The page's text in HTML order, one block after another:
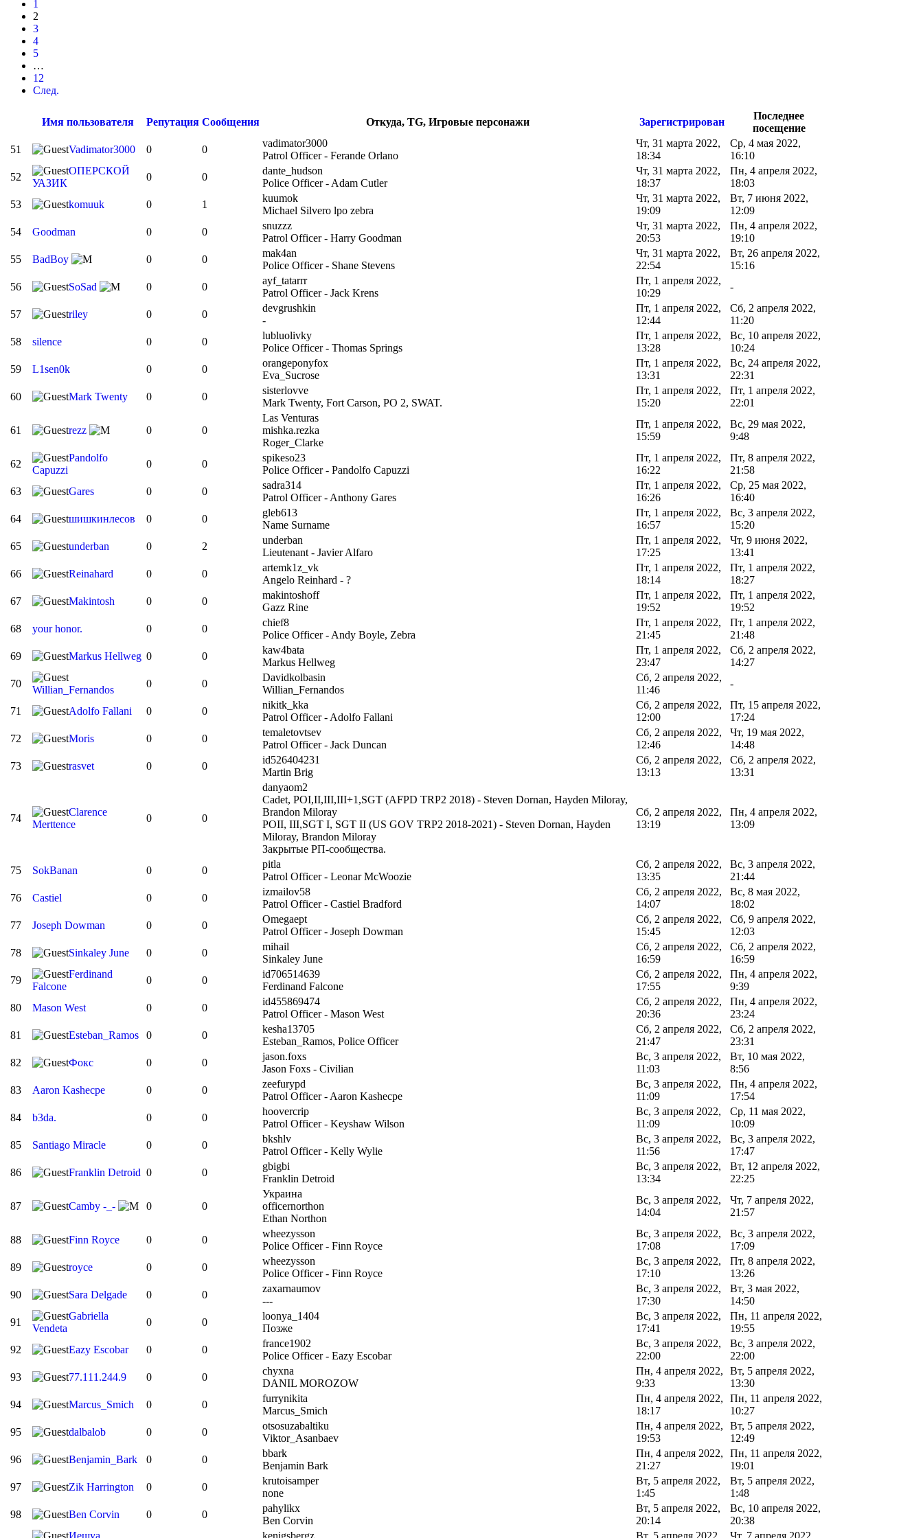
1
2
3
4
5
…
12
След.
Имя пользователя Репутация Сообщения Откуда, TG, Игровые персонажи Зарегистрирован
Последнее
посещение
51
Vadimator3000 0 0
vadimator3000
Patrol Officer - Ferande Orlano
Чт, 31 марта 2022,
18:34
Ср, 4 мая 2022,
16:10
52
ОПЕРСКОЙ
УАЗИК
0 0
dante_hudson
Police Officer - Adam Cutler
Чт, 31 марта 2022,
18:37
Пн, 4 апреля 2022,
18:03
53
komuuk 0 1
kuumok
Michael Silvero lpo zebra
Чт, 31 марта 2022,
19:09
Вт, 7 июня 2022,
12:09
54
Goodman 0 0
snuzzz
Patrol Officer - Harry Goodman
Чт, 31 марта 2022,
20:53
Пн, 4 апреля 2022,
19:10
55
BadBoy 0 0
mak4an
Police Officer - Shane Stevens
Чт, 31 марта 2022,
22:54
Вт, 26 апреля 2022,
15:16
56
SoSad 0 0
ayf_tatarrr
Patrol Officer - Jack Krens
Пт, 1 апреля 2022,
10:29
-
57 riley 0 0
devgrushkin
-
Пт, 1 апреля 2022,
12:44
Сб, 2 апреля 2022,
11:20
58
silence 0 0
lubluolivky
Police Officer - Thomas Springs
Пт, 1 апреля 2022,
13:28
Вс, 10 апреля 2022,
10:24
59
L1sen0k 0 0
orangeponyfox
Eva_Sucrose
Пт, 1 апреля 2022,
13:31
Вс, 24 апреля 2022,
22:31
60
Mark Twenty 0 0
sisterlovve
Mark Twenty, Fort Carson, PO 2, SWAT.
Пт, 1 апреля 2022,
15:20
Пт, 1 апреля 2022,
22:01
61 rezz 0 0
Las Venturas
mishka.rezka
Roger_Clarke
Пт, 1 апреля 2022,
15:59
Вс, 29 мая 2022,
9:48
62
Pandolfo
Capuzzi
0 0
spikeso23
Police Officer - Pandolfo Capuzzi
Пт, 1 апреля 2022,
16:22
Пт, 8 апреля 2022,
21:58
63
Gares 0 0
sadra314
Patrol Officer - Anthony Gares
Пт, 1 апреля 2022,
16:26
Ср, 25 мая 2022,
16:40
64
шишкинлесов 0 0
gleb613
Name Surname
Пт, 1 апреля 2022,
16:57
Вс, 3 апреля 2022,
15:20
65
underban 0 2
underban
Lieutenant - Javier Alfaro
Пт, 1 апреля 2022,
17:25
Чт, 9 июня 2022,
13:41
66
Reinahard 0 0
artemk1z_vk
Angelo Reinhard - ?
Пт, 1 апреля 2022,
18:14
Пт, 1 апреля 2022,
18:27
67
Makintosh 0 0
makintoshoff
Gazz Rine
Пт, 1 апреля 2022,
19:52
Пт, 1 апреля 2022,
19:52
68
your honor. 0 0
chief8
Police Officer - Andy Boyle, Zebra
Пт, 1 апреля 2022,
21:45
Пт, 1 апреля 2022,
21:48
69
Markus Hellweg 0 0
kaw4bata
Markus Hellweg
Пт, 1 апреля 2022,
23:47
Сб, 2 апреля 2022,
14:27
70
Willian_Fernandos
0 0
Davidkolbasin
Willian_Fernandos
Сб, 2 апреля 2022,
11:46
-
71 Adolfo Fallani 0 0
nikitk_kka
Patrol Officer - Adolfo Fallani
Сб, 2 апреля 2022,
12:00
Пт, 15 апреля 2022,
17:24
72
Moris 0 0
temaletovtsev
Patrol Officer - Jack Duncan
Сб, 2 апреля 2022,
12:46
Чт, 19 мая 2022,
14:48
73
rasvet 0 0
id526404231
Martin Brig
Сб, 2 апреля 2022,
13:13
Сб, 2 апреля 2022,
13:31
74
Clarence
Merttence
0 0
danyaom2
Cadet, POI,II,III,III+1,SGT (AFPD TRP2 2018) - Steven Dornan, Hayden Miloray,
Brandon Miloray
POII, III,SGT I, SGT II (US GOV TRP2 2018-2021) - Steven Dornan, Hayden
Miloray, Brandon Miloray
Закрытые РП-сообщества.
Сб, 2 апреля 2022,
13:19
Пн, 4 апреля 2022,
13:09
75 SokBanan 0 0
pitla
Patrol Officer - Leonar McWoozie
Сб, 2 апреля 2022,
13:35
Вс, 3 апреля 2022,
21:44
76
Castiel 0 0
izmailov58
Patrol Officer - Castiel Bradford
Сб, 2 апреля 2022,
14:07
Вс, 8 мая 2022,
18:02
77
Joseph Dowman 0 0
Omegaept
Patrol Officer - Joseph Dowman
Сб, 2 апреля 2022,
15:45
Сб, 9 апреля 2022,
12:03
78
Sinkaley June 0 0
mihail
Sinkaley June
Сб, 2 апреля 2022,
16:59
Сб, 2 апреля 2022,
16:59
79
Ferdinand
Falcone
0 0
id706514639
Ferdinand Falcone
Сб, 2 апреля 2022,
17:55
Пн, 4 апреля 2022,
9:39
80
Mason West 0 0
id455869474
Patrol Officer - Mason West
Сб, 2 апреля 2022,
20:36
Пн, 4 апреля 2022,
23:24
81
Esteban_Ramos 0 0
kesha13705
Esteban_Ramos, Police Officer
Сб, 2 апреля 2022,
21:47
Сб, 2 апреля 2022,
23:31
82
Фокс 0 0
jason.foxs
Jason Foxs - Civilian
Вс, 3 апреля 2022,
11:03
Вт, 10 мая 2022,
8:56
83
Aaron Kashecpe 0 0
zeefurypd
Patrol Officer - Aaron Kashecpe
Вс, 3 апреля 2022,
11:09
Пн, 4 апреля 2022,
17:54
84
b3da. 0 0
hoovercrip
Patrol Officer - Keyshaw Wilson
Вс, 3 апреля 2022,
11:09
Ср, 11 мая 2022,
10:09
85
Santiago Miracle 0 0
bkshlv
Patrol Officer - Kelly Wylie
Вс, 3 апреля 2022,
11:56
Вс, 3 апреля 2022,
17:47
86
Franklin Detroid 0 0
gbigbi
Franklin Detroid
Вс, 3 апреля 2022,
13:34
Вт, 12 апреля 2022,
22:25
87 Camby -_- 0 0
Украина
officernorthon
Ethan Northon
Вс, 3 апреля 2022,
14:04
Чт, 7 апреля 2022,
21:57
88 Finn Royce 0 0
wheezysson
Police Officer - Finn Royce
Вс, 3 апреля 2022,
17:08
Вс, 3 апреля 2022,
17:09
89
royce 0 0
wheezysson
Police Officer - Finn Royce
Вс, 3 апреля 2022,
17:10
Пт, 8 апреля 2022,
13:26
90
Sara Delgade 0 0
zaxarnaumov
---
Вс, 3 апреля 2022,
17:30
Вт, 3 мая 2022,
14:50
91
Gabriella
Vendeta
0 0
loonya_1404
Позже
Вс, 3 апреля 2022,
17:41
Пн, 11 апреля 2022,
19:55
92
Eazy Escobar 0 0
france1902
Police Officer - Eazy Escobar
Вс, 3 апреля 2022,
22:00
Вс, 3 апреля 2022,
22:00
93
77.111.244.9 0 0
chyxna
DANIL MOROZOW
Пн, 4 апреля 2022,
9:33
Вт, 5 апреля 2022,
13:30
94
Marcus_Smich 0 0
furrynikita
Marcus_Smich
Пн, 4 апреля 2022,
18:17
Пн, 11 апреля 2022,
10:27
95
dalbalob 0 0
otsosuzabaltiku
Viktor_Asanbaev
Пн, 4 апреля 2022,
19:53
Вт, 5 апреля 2022,
12:49
96
Benjamin_Bark 0 0
bbark
Benjamin Bark
Пн, 4 апреля 2022,
21:27
Пн, 11 апреля 2022,
19:01
97
Zik Harrington 0 0
krutoisamper
none
Вт, 5 апреля 2022,
1:45
Вт, 5 апреля 2022,
1:48
98
Ben Corvin 0 0
pahylikx
Ben Corvin
Вт, 5 апреля 2022,
20:14
Вс, 10 апреля 2022,
20:38
Иешуа
kenigsbergz
Вт, 5 апреля 2022,
Чт, 7 апреля 2022,